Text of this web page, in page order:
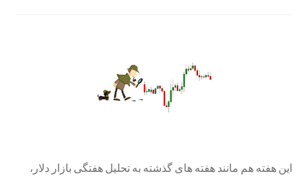
این هفته هم مانند هفته های گذشته به تحلیل هفتگی بازار دلار،